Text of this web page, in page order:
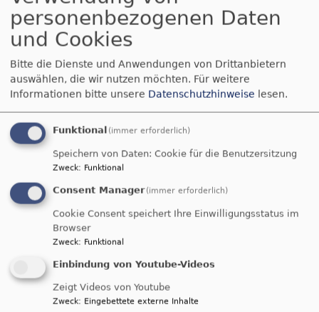
So, 16.8.
Gottesdienst, siehe Enkingen und Balgheim
Nördlingen-Grosselfingen Kirche Peter und Paul
Grosselfingen
So, 16.8.
Gottesdienst, siehe Enkingen und Balgheim
personenbezogenen Daten
und Cookies
Bitte die Dienste und Anwendungen von Drittanbietern
auswählen, die wir nutzen möchten. Für weitere
Informationen bitte unsere Datenschutzhinweise lesen.
Funktional (immer erforderlich)
Speichern von Daten: Cookie für die Benutzersitzung
Zweck: Funktional
Consent Manager (immer erforderlich)
Cookie Consent speichert Ihre Einwilligungsstatus im
Browser
Zweck: Funktional
Einbindung von Youtube-Videos
Zeigt Videos von Youtube
Zweck: Eingebettete externe Inhalte